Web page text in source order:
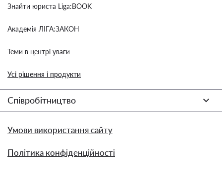
Знайти юриста Liga:BOOK
Академія ЛІГА:ЗАКОН
Теми в центрі уваги
Усі рішення і продукти
Співробітництво
Умови використання сайту
Політика конфіденційності